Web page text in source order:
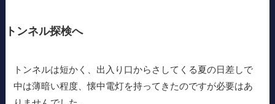
トンネル探検へ
トンネルは短かく、出入り口からさしてくる夏の日差しで
中は薄暗い程度、懐中電灯を持ってきたのですが必要はあ